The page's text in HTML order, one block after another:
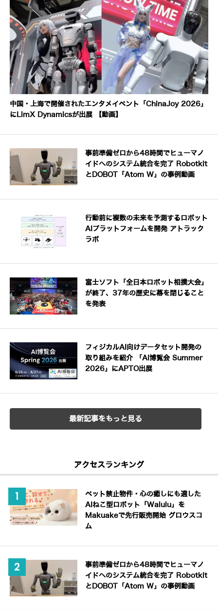
中国・上海で開催されたエンタメイベント「ChinaJoy 2026」
にLimX Dynamicsが出展 【動画】
事前準備ゼロから48時間でヒューマノ
イドへのシステム統合を完了 Robotkit
とDOBOT「Atom W」の事例動画
行動前に複数の未来を予測するロボット
AIプラットフォームを開発 アトラック
ラボ
富士ソフト「全日本ロボット相撲大会」
が終了、37年の歴史に幕を閉じること
を発表
フィジカルAI向けデータセット開発の
取り組みを紹介 「AI博覧会 Summer
2026」にAPTO出展
最新記事をもっと見る
アクセスランキング
ペット禁止物件・心の癒しにも適した
AIねこ型ロボット「Walulu」を
Makuakeで先行販売開始 グロウスコ
ム
事前準備ゼロから48時間でヒューマノ
イドへのシステム統合を完了 Robotkit
とDOBOT「Atom W」の事例動画